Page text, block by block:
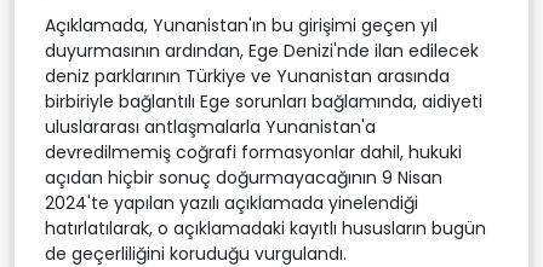
Açıklamada, Yunanistan'ın bu girişimi geçen yıl
duyurmasının ardından, Ege Denizi'nde ilan edilecek
deniz parklarının Türkiye ve Yunanistan arasında
birbiriyle bağlantılı Ege sorunları bağlamında, aidiyeti
uluslararası antlaşmalarla Yunanistan'a
devredilmemiş coğrafi formasyonlar dahil, hukuki
açıdan hiçbir sonuç doğurmayacağının 9 Nisan
2024'te yapılan yazılı açıklamada yinelendiği
hatırlatılarak, o açıklamadaki kayıtlı hususların bugün
de geçerliliğini koruduğu vurgulandı.